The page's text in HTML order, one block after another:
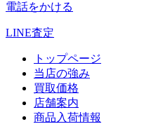
電話をかける
LINE査定
トップページ
当店の強み
買取価格
店舗案内
商品入荷情報